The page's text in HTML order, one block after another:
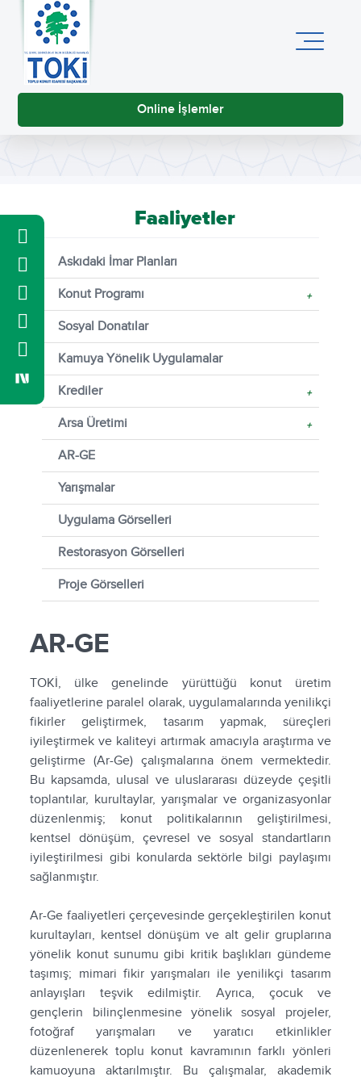
Online İşlemler
Faaliyetler
Askıdaki İmar Planları
Konut Programı +
Sosyal Donatılar
Kamuya Yönelik Uygulamalar
Krediler +
Arsa Üretimi +
AR-GE
Yarışmalar
Uygulama Görselleri
Restorasyon Görselleri
Proje Görselleri
AR-GE
TOKİ, ülke genelinde yürüttüğü konut üretim
faaliyetlerine paralel olarak, uygulamalarında yenilikçi
fikirler geliştirmek, tasarım yapmak, süreçleri
iyileştirmek ve kaliteyi artırmak amacıyla araştırma ve
geliştirme (Ar-Ge) çalışmalarına önem vermektedir.
Bu kapsamda, ulusal ve uluslararası düzeyde çeşitli
toplantılar, kurultaylar, yarışmalar ve organizasyonlar
düzenlenmiş; konut politikalarının geliştirilmesi,
kentsel dönüşüm, çevresel ve sosyal standartların
iyileştirilmesi gibi konularda sektörle bilgi paylaşımı
sağlanmıştır.
Ar-Ge faaliyetleri çerçevesinde gerçekleştirilen konut
kurultayları, kentsel dönüşüm ve alt gelir gruplarına
yönelik konut sunumu gibi kritik başlıkları gündeme
taşımış; mimari fikir yarışmaları ile yenilikçi tasarım
anlayışları teşvik edilmiştir. Ayrıca, çocuk ve
gençlerin bilinçlenmesine yönelik sosyal projeler,
fotoğraf yarışmaları ve yaratıcı etkinlikler
düzenlenerek toplu konut kavramının farklı yönleri
kamuoyuna aktarılmıştır. Bu çalışmalar, akademik